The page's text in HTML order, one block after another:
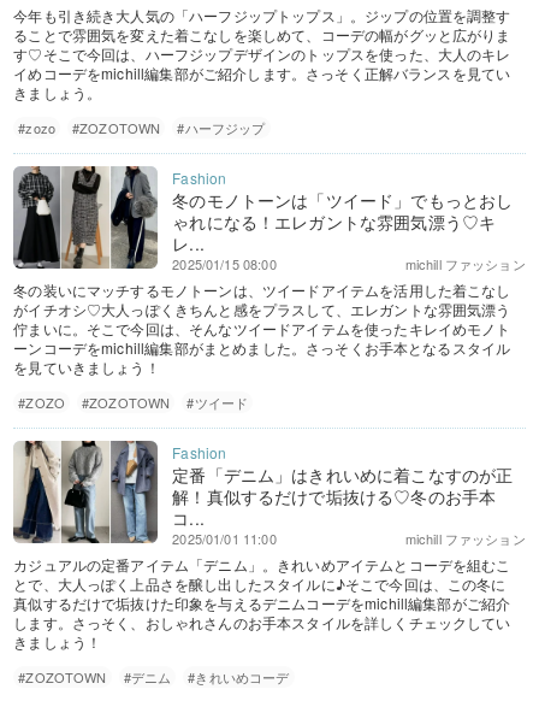
今年も引き続き大人気の「ハーフジップトップス」。ジップの位置を調整す
ることで雰囲気を変えた着こなしを楽しめて、コーデの幅がグッと広がりま
す♡そこで今回は、ハーフジップデザインのトップスを使った、大人のキレ
イめコーデをmichill編集部がご紹介します。さっそく正解バランスを見てい
きましょう。
#zozo #ZOZOTOWN #ハーフジップ
冬のモノトーンは「ツイード」でもっとおし
ゃれになる！エレガントな雰囲気漂う♡キ
レ...
michill ファッション
2025/01/15 08:00
冬の装いにマッチするモノトーンは、ツイードアイテムを活用した着こなし
がイチオシ♡大人っぽくきちんと感をプラスして、エレガントな雰囲気漂う
佇まいに。そこで今回は、そんなツイードアイテムを使ったキレイめモノト
ーンコーデをmichill編集部がまとめました。さっそくお手本となるスタイル
を見ていきましょう！
#ZOZO #ZOZOTOWN #ツイード
定番「デニム」はきれいめに着こなすのが正
解！真似するだけで垢抜ける♡冬のお手本
コ...
michill ファッション
2025/01/01 11:00
カジュアルの定番アイテム「デニム」。きれいめアイテムとコーデを組むこ
とで、大人っぽく上品さを醸し出したスタイルに♪そこで今回は、この冬に
真似するだけで垢抜けた印象を与えるデニムコーデをmichill編集部がご紹介
します。さっそく、おしゃれさんのお手本スタイルを詳しくチェックしてい
きましょう！
#ZOZOTOWN #デニム #きれいめコーデ